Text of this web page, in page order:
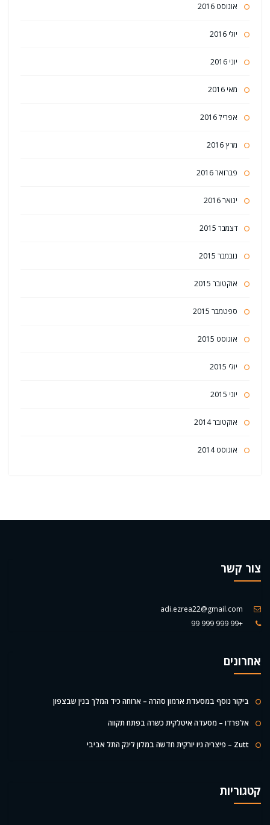
אוגוסט 2016
יולי 2016
יוני 2016
מאי 2016
אפריל 2016
מרץ 2016
פברואר 2016
ינואר 2016
דצמבר 2015
נובמבר 2015
אוקטובר 2015
ספטמבר 2015
אוגוסט 2015
יולי 2015
יוני 2015
אוקטובר 2014
אוגוסט 2014
צור קשר
adi.ezrea22@gmail.com
+99 999 999 99
אחרונים
ביקור נוסף במסעדת ארמון סהרה – ארוחה כיד המלך בנין שבצפון
אלפרדו – מסעדה איטלקית כשרה בפתח תקווה
Zutt – פיצריה ניו יורקית חדשה במלון לינק התל אביבי
קטגוריות